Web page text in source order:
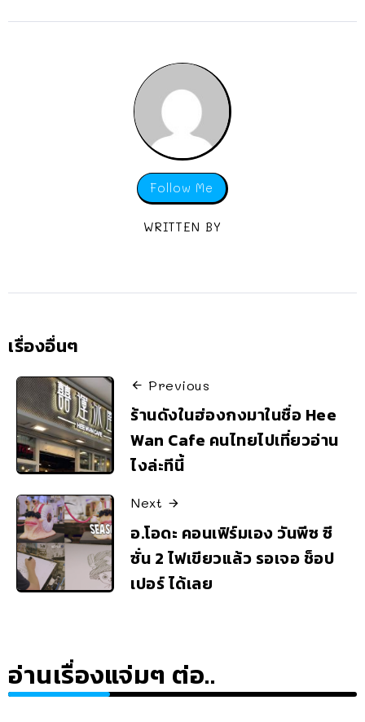
Follow Me
WRITTEN BY
เรื่องอื่นๆ
Previous
ร้านดังในฮ่องกงมาในชื่อ Hee
Wan Cafe คนไทยไปเที่ยวอ่าน
ไงล่ะทีนี้
Next
อ.โอดะ คอนเฟิร์มเอง วันพีซ ซี
ซั่น 2 ไฟเขียวแล้ว รอเจอ ช็อป
เปอร์ ได้เลย
อ่านเรื่องแจ่มๆ ต่อ..